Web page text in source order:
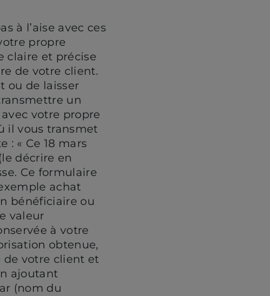
à l’aise avec ces
propre
claire et précise
de votre client.
ou de laisser
un
votre propre
il vous transmet
« Ce 18 mars
décrire en
Ce formulaire
achat
bénéficiaire ou
valeur
à votre
obtenue,
de votre client et
ajoutant
(nom du